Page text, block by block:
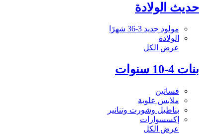
حديث الولادة
مولود جديد 3-36 شهرًا
الولادة
عرض الكل
بنات 4-10 سنوات
فساتين
ملابس علوية
بناطيل وشورت وتنانير
إكسسوارات
عرض الكل